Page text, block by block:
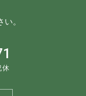
。
休